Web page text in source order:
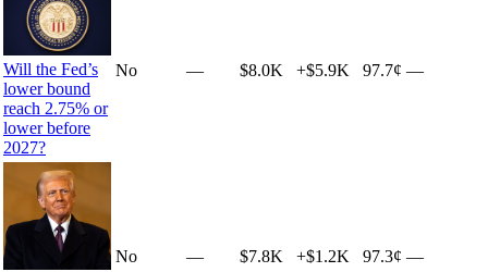
Will the Fed’s
lower bound
reach 2.75% or
lower before
2027?
No — $8.0K +$5.9K 97.7¢ —
No — $7.8K +$1.2K 97.3¢ —